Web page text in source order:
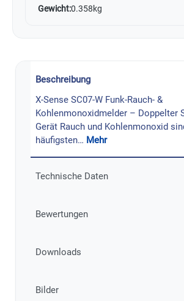
Gewicht:0.358kg
Beschreibung
X-Sense SC07-W Funk-Rauch- &
Kohlenmonoxidmelder – Doppelter
Gerät Rauch und Kohlenmonoxid
häufigsten… Mehr
Technische Daten
Bewertungen
Downloads
Bilder